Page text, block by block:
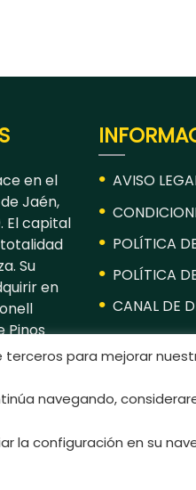
en el
Jaén,
El capital
Su
en
Pinos
AVISO
POLÍTICA
POLÍTICA
CANAL DE
terceros para mejorar
navegando,
la configuración en su